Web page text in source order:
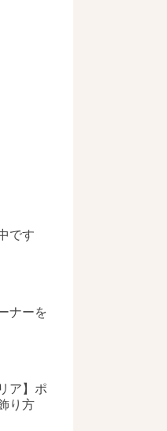
です
ナーを
ア】ポ
り方